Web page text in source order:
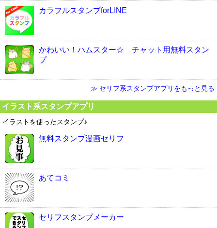
カラフルスタンプforLINE
かわいい！ハムスター☆ チャット用無料スタン
プ
≫ セリフ系スタンプアプリをもっと見る
イラスト系スタンプアプリ
イラストを使ったスタンプ♪
無料スタンプ漫画セリフ
あてコミ
セリフスタンプメーカー